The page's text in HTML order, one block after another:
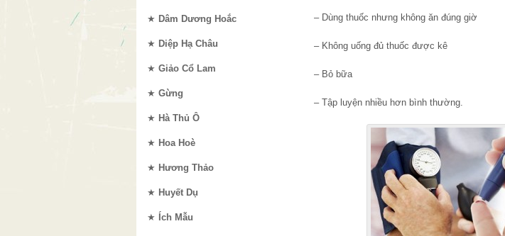
– Dùng thuốc nhưng không ăn đúng giờ
– Không uống đủ thuốc được kê
– Bỏ bữa
– Tập luyện nhiều hơn bình thường.
★ Dâm Dương Hoắc
★ Diệp Hạ Châu
★ Giảo Cổ Lam
★ Gừng
★ Hà Thủ Ô
★ Hoa Hoè
★ Hương Thảo
★ Huyết Dụ
★ Ích Mẫu